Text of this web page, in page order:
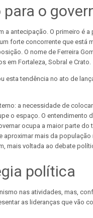
para o
a antecipação. O primeiro é a
forte concorrente que está
O nome de Ferreira
em Fortaleza, Sobral e Crato.
esta tendência no ato de
a necessidade de
o espaço. O entendimento
ocupa a maior parte do
aproximar mais da
mais voltada ao debate
política
nas atividades, mas,
as lideranças que vão